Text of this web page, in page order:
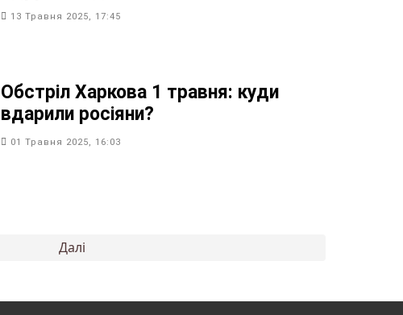
13 Травня 2025, 17:45
Обстріл Харкова 1 травня: куди
вдарили росіяни?
01 Травня 2025, 16:03
Далі